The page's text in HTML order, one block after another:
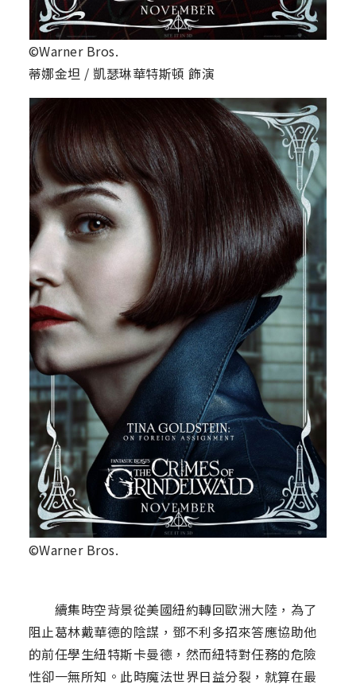
©Warner Bros.
蒂娜金坦 / 凱瑟琳華特斯頓 飾演
©Warner Bros.
續集時空背景從美國紐約轉回歐洲大陸，為了
阻止葛林戴華德的陰謀，鄧不利多招來答應協助他
的前任學生紐特斯卡曼德，然而紐特對任務的危險
性卻一無所知。此時魔法世界日益分裂，就算在最